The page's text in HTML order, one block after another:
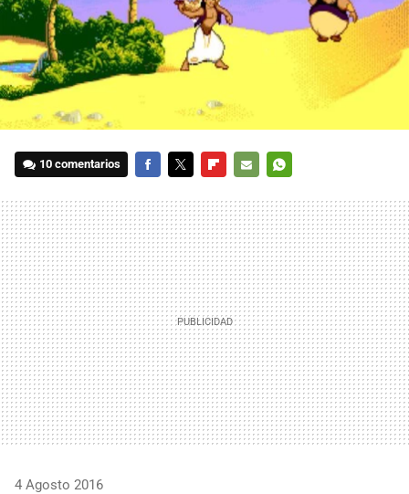
10 comentarios
MAIL
4 Agosto 2016